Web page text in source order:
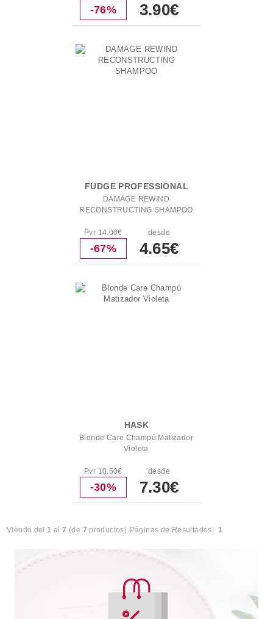
-76% 3.90€
FUDGE PROFESSIONAL
DAMAGE REWIND
RECONSTRUCTING SHAMPOO
Pvr 14.00€
-67%
desde
4.65€
HASK
Blonde Care Champú Matizador
Violeta
Pvr 10.50€
-30%
desde
7.30€
Viendo del1 al7 (de 7 productos) Páginas de Resultados: 1